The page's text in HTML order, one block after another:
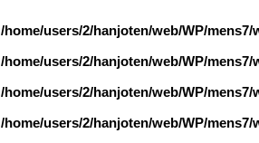
/home/users/2/hanjoten/web/WP/
/home/users/2/hanjoten/web/WP/
/home/users/2/hanjoten/web/WP/
/home/users/2/hanjoten/web/WP/